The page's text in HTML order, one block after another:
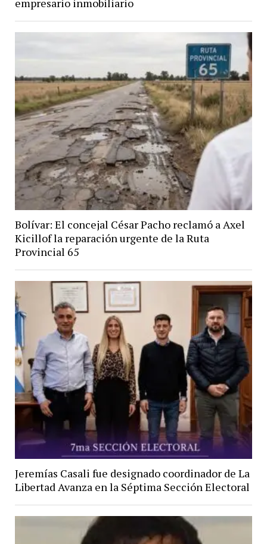
empresario inmobiliario
Bolívar: El concejal César Pacho reclamó a Axel
Kicillof la reparación urgente de la Ruta
Provincial 65
Jeremías Casali fue designado coordinador de La
Libertad Avanza en la Séptima Sección Electoral